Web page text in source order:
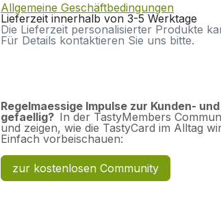
Allgemeine Geschäftbedingungen
Lieferzeit innerhalb von 3-5 Werktage
Die Lieferzeit personalisierter Produkte
Für Details kontaktieren Sie uns bitte.
Regelmaessige Impulse zur Kunden-
gefaellig? In der TastyMembers
und zeigen, wie die TastyCard im Alltag
Einfach vorbeischauen:
zur kostenlosen Community